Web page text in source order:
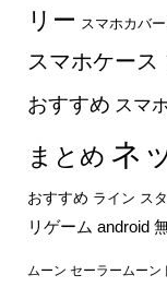
リー スマホカバ
スマホケース
おすすめ スマ
まとめ ネ
おすすめ ライン ス
リゲーム android
ムーン セーラームーン